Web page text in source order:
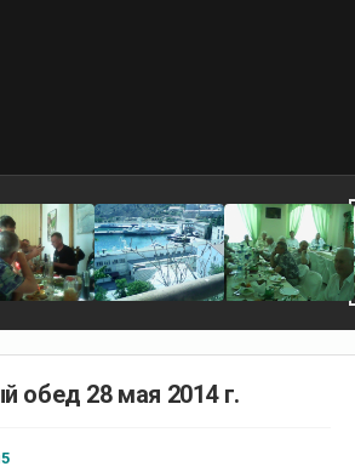
обед 28 мая 2014 г.